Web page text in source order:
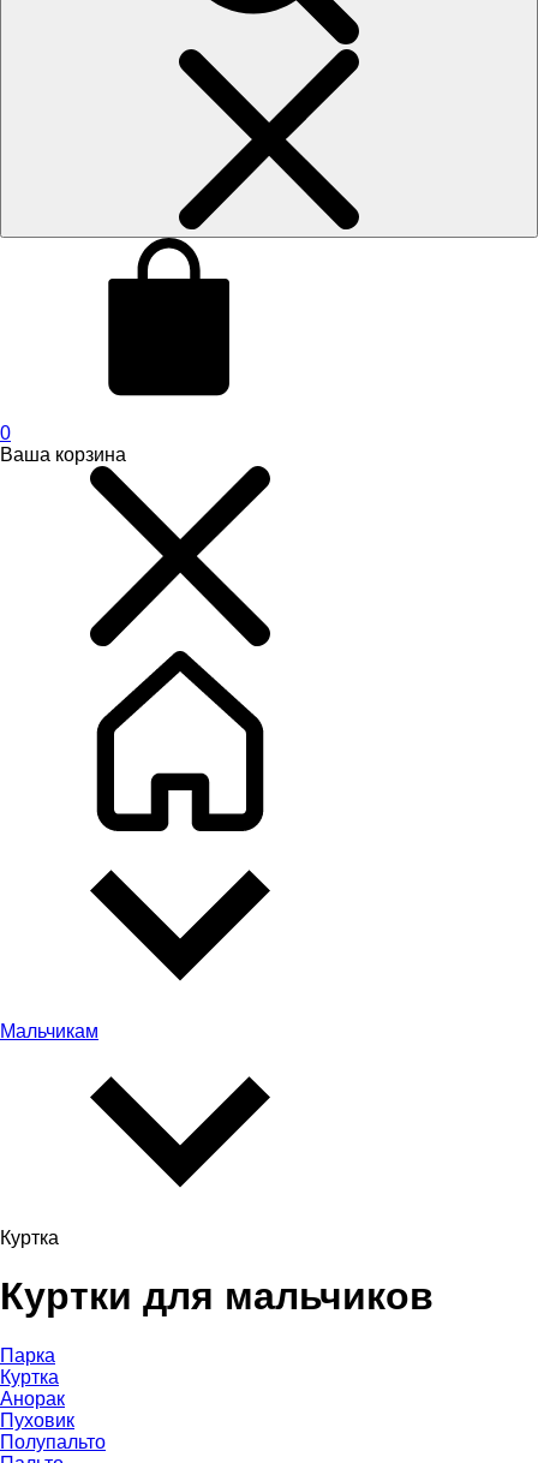
0
Ваша корзина
Мальчикам
Куртка
Куртки для мальчиков
Парка
Куртка
Анорак
Пуховик
Полупальто